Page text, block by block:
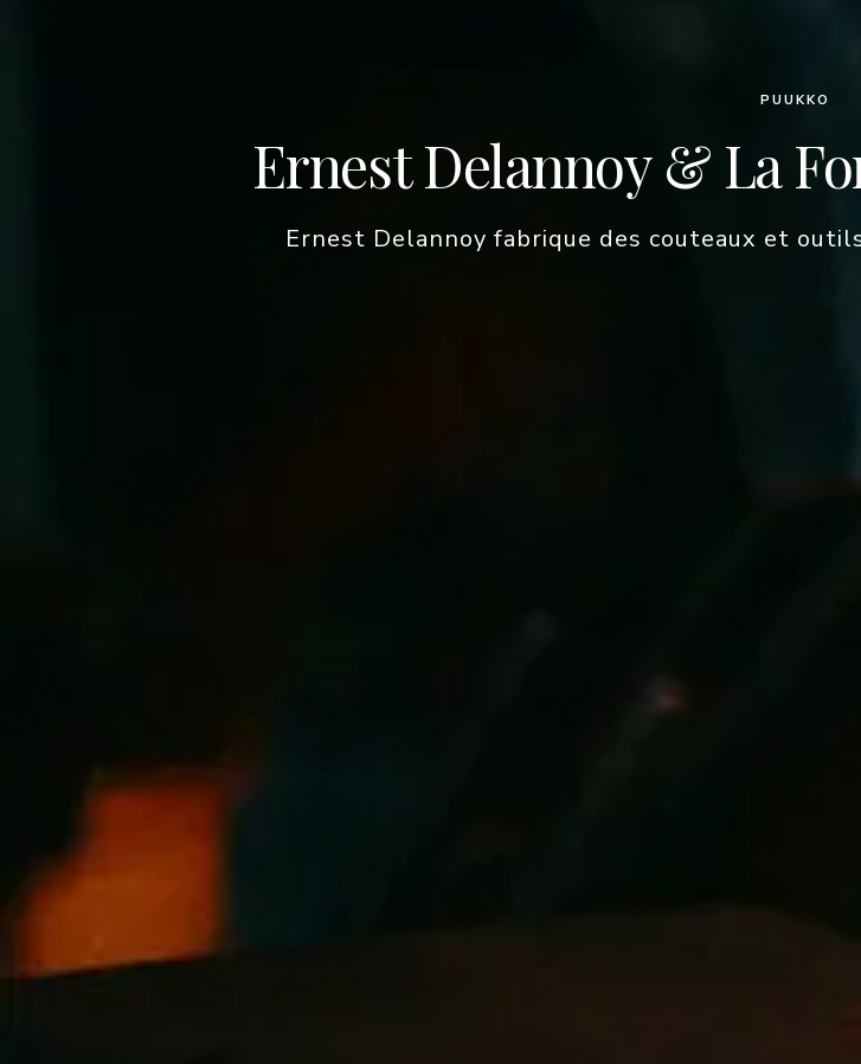
PUUKKO
Ernest Delannoy & La
Ernest Delannoy fabrique des couteaux et